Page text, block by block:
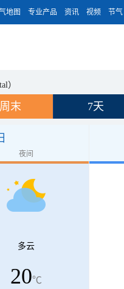
地图 专业产品 资讯 视频 节气
）
周末 7天
夜间
多云
20℃